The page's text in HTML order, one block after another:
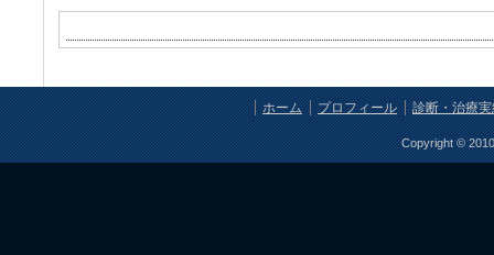
ホーム プロフィール 診断・治療
Copyright ©